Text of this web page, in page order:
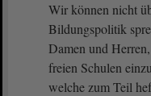
Wir können nicht
Bildungspolitik
Damen und
freien Schulen
welche zum Teil